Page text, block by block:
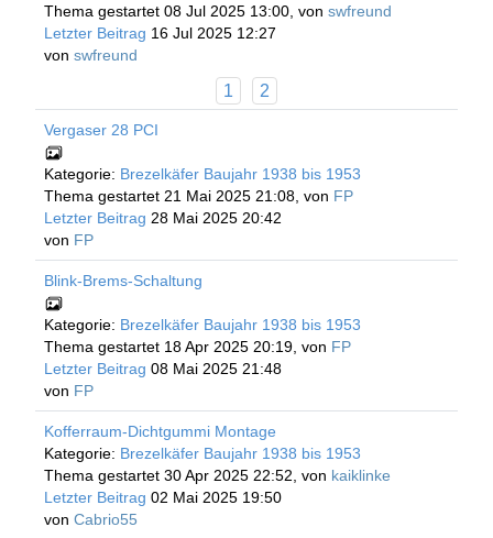
Thema gestartet 08 Jul 2025 13:00, von swfreund
Letzter Beitrag 16 Jul 2025 12:27
von swfreund
1 2
Vergaser 28 PCI
Kategorie: Brezelkäfer Baujahr 1938 bis 1953
Thema gestartet 21 Mai 2025 21:08, von FP
Letzter Beitrag 28 Mai 2025 20:42
von FP
Blink-Brems-Schaltung
Kategorie: Brezelkäfer Baujahr 1938 bis 1953
Thema gestartet 18 Apr 2025 20:19, von FP
Letzter Beitrag 08 Mai 2025 21:48
von FP
Kofferraum-Dichtgummi Montage
Kategorie: Brezelkäfer Baujahr 1938 bis 1953
Thema gestartet 30 Apr 2025 22:52, von kaiklinke
Letzter Beitrag 02 Mai 2025 19:50
von Cabrio55